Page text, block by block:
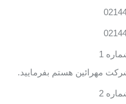
1
مهرائین هستم بفرمایید.
2